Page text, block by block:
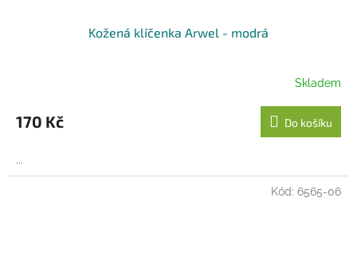
Kožená klíčenka Arwel - modrá
Skladem
170 Kč Do košíku
...
Kód: 6565-06